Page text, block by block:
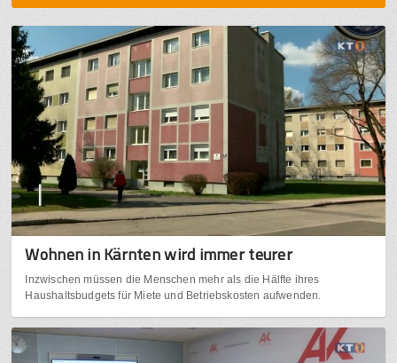
Wohnen in Kärnten wird immer teurer
Inzwischen müssen die Menschen mehr als die Hälfte ihres
Haushaltsbudgets für Miete und Betriebskosten aufwenden.